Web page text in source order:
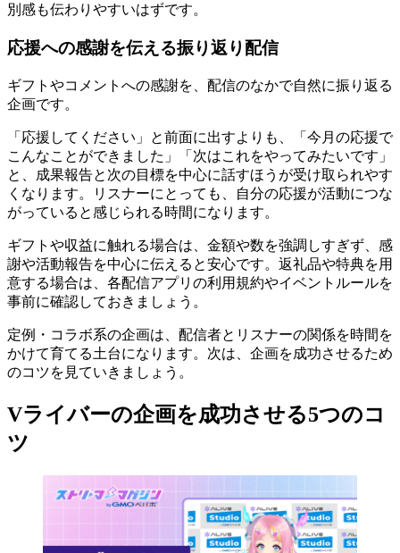
別感も伝わりやすいはずです。
応援への感謝を伝える振り返り配信
ギフトやコメントへの感謝を、配信のなかで自然に振り返る
企画です。
「応援してください」と前面に出すよりも、「今月の応援で
こんなことができました」「次はこれをやってみたいです」
と、成果報告と次の目標を中心に話すほうが受け取られやす
くなります。リスナーにとっても、自分の応援が活動につな
がっていると感じられる時間になります。
ギフトや収益に触れる場合は、金額や数を強調しすぎず、感
謝や活動報告を中心に伝えると安心です。返礼品や特典を用
意する場合は、各配信アプリの利用規約やイベントルールを
事前に確認しておきましょう。
定例・コラボ系の企画は、配信者とリスナーの関係を時間を
かけて育てる土台になります。次は、企画を成功させるため
のコツを見ていきましょう。
Vライバーの企画を成功させる5つのコ
ツ